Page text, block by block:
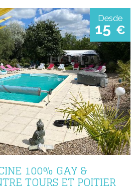
Desde
15 €
100% GAY &
TOURS ET POITIER